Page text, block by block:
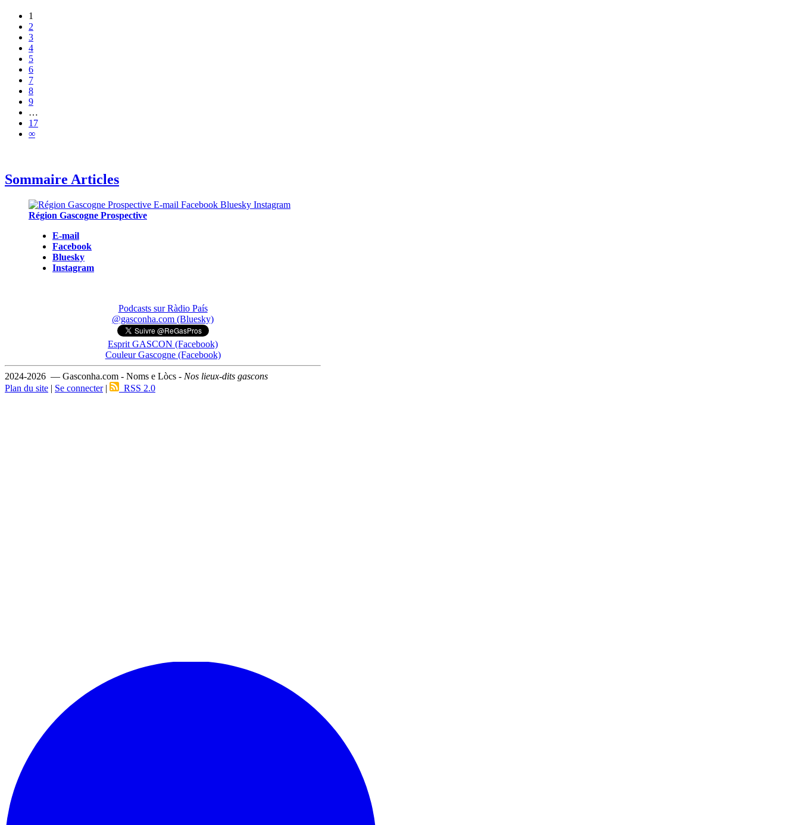
1
2
3
4
5
6
7
8
9
…
17
∞
Sommaire Articles
Région Gascogne Prospective
E-mail
Facebook
Bluesky
Instagram
Podcasts sur Ràdio País
@gasconha.com (Bluesky)
Esprit GASCON (Facebook)
Couleur Gascogne (Facebook)
2024-2026 — Gasconha.com - Noms e Lòcs - Nos lieux-dits gascons
Plan du site | Se connecter| RSS 2.0